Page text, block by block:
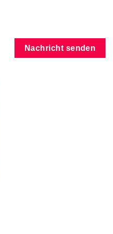
Nachricht senden